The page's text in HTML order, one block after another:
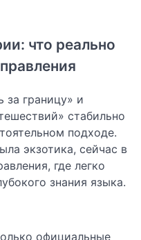
что реально
за границу» и
стабильно
подходе.
экзотика, сейчас в
где легко
знания языка.
официальные